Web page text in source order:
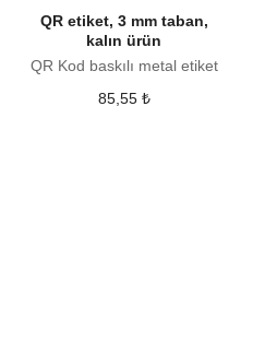
QR etiket, 3 mm taban,
kalın ürün
QR Kod baskılı metal etiket
85,55 ₺